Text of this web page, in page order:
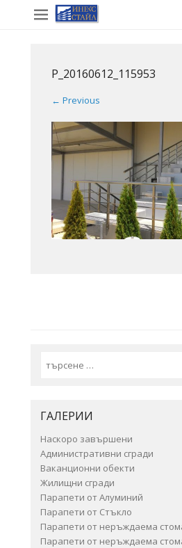
P_20160612_115953
← Previous
ГАЛЕРИИ
Наскоро завършени
Административни сгради
Ваканционни обекти
Жилищни сгради
Парапети от Алуминий
Парапети от Стъкло
Парапети от неръждаема
Парапети от неръждаема